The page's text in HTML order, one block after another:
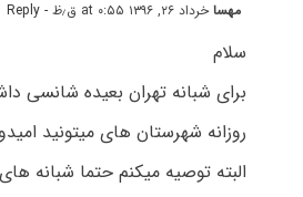
مهساخرداد ۲۶, ۱۳۹۶ at ۰:۵۵ ق٫ظ - Reply
سلام
برای شبانه تهران بعیده شانسی
روزانه شهرستان های میتونید
البته توصیه میکنم حتما شبانه